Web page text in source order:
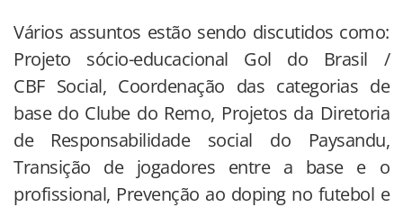
Vários assuntos estão sendo discutidos como:
Projeto sócio-educacional Gol do Brasil /
CBF Social, Coordenação das categorias de
base do Clube do Remo, Projetos da Diretoria
de Responsabilidade social do Paysandu,
Transição de jogadores entre a base e o
profissional, Prevenção ao doping no futebol e